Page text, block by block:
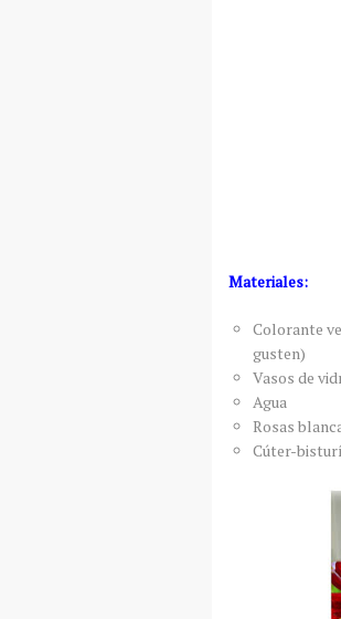
Materiales:
Colorante
gusten)
Vasos de
Agua
Rosas
Cúter-